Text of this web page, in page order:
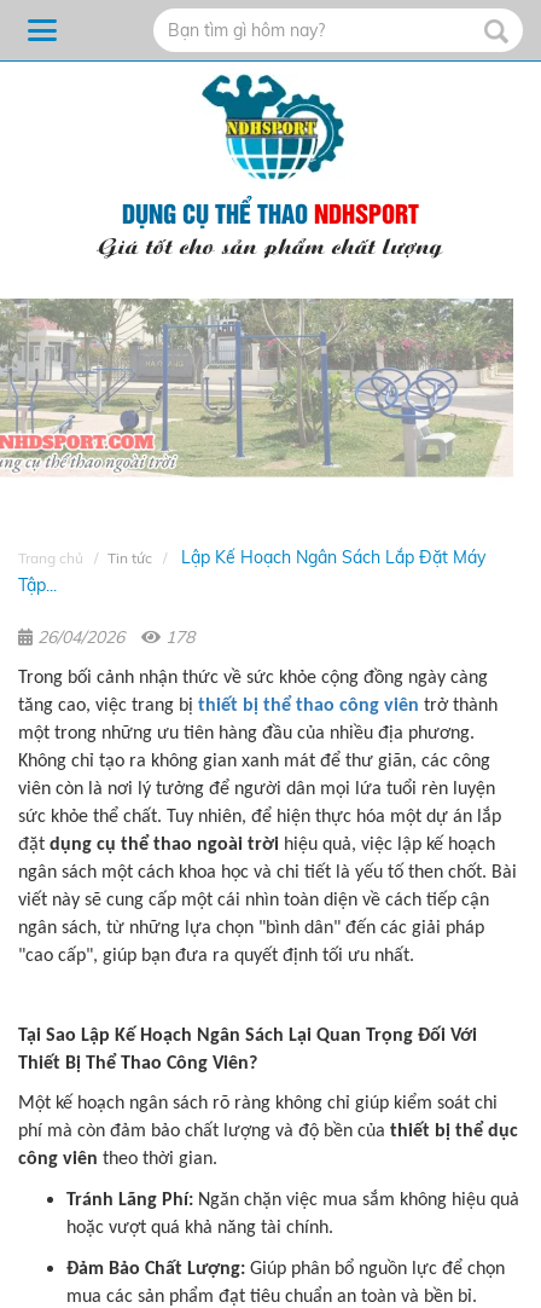
DỤNG CỤ THỂ THAONDHSPORT
Giá tốt cho sản phẩm chất lượng
Trang chủ Tin tức
Lập Kế Hoạch Ngân Sách Lắp Đặt Máy
Tập...
26/04/2026 178
Trong bối cảnh nhận thức về sức khỏe cộng đồng ngày càng
tăng cao, việc trang bị thiết bị thể thao công viên trở thành
một trong những ưu tiên hàng đầu của nhiều địa phương.
Không chỉ tạo ra không gian xanh mát để thư giãn, các công
viên còn là nơi lý tưởng để người dân mọi lứa tuổi rèn luyện
sức khỏe thể chất. Tuy nhiên, để hiện thực hóa một dự án lắp
đặt dụng cụ thể thao ngoài trời hiệu quả, việc lập kế hoạch
ngân sách một cách khoa học và chi tiết là yếu tố then chốt. Bài
viết này sẽ cung cấp một cái nhìn toàn diện về cách tiếp cận
ngân sách, từ những lựa chọn "bình dân" đến các giải pháp
"cao cấp", giúp bạn đưa ra quyết định tối ưu nhất.
Tại Sao Lập Kế Hoạch Ngân Sách Lại Quan Trọng Đối Với
Thiết Bị Thể Thao Công Viên?
Một kế hoạch ngân sách rõ ràng không chỉ giúp kiểm soát chi
phí mà còn đảm bảo chất lượng và độ bền của thiết bị thể dục
công viên theo thời gian.
Tránh Lãng Phí: Ngăn chặn việc mua sắm không hiệu quả
hoặc vượt quá khả năng tài chính.
Đảm Bảo Chất Lượng: Giúp phân bổ nguồn lực để chọn
mua các sản phẩm đạt tiêu chuẩn an toàn và bền bỉ.